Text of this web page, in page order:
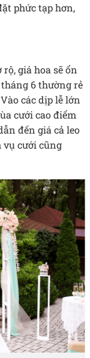
phức tạp hơn,
giá hoa sẽ ổn
6 thường rẻ
các dịp lễ lớn
cưới cao điểm
đến giá cả leo
vụ cưới cũng